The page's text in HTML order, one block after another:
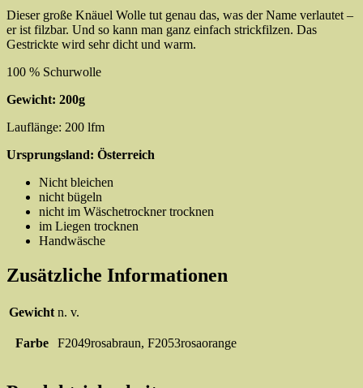
Dieser große Knäuel Wolle tut genau das, was der Name verlautet –
er ist filzbar. Und so kann man ganz einfach strickfilzen. Das
Gestrickte wird sehr dicht und warm.
100 % Schurwolle
Gewicht: 200g
Lauflänge: 200 lfm
Ursprungsland: Österreich
Nicht bleichen
nicht bügeln
nicht im Wäschetrockner trocknen
im Liegen trocknen
Handwäsche
Zusätzliche Informationen
Gewicht n. v.
Farbe F2049rosabraun, F2053rosaorange